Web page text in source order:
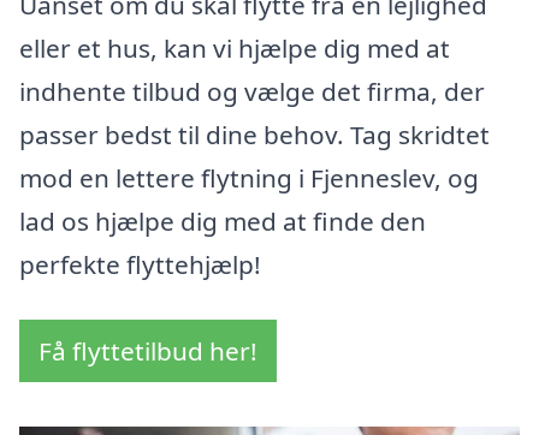
eller et hus, kan vi hjælpe dig med at
indhente tilbud og vælge det firma, der
passer bedst til dine behov. Tag skridtet
mod en lettere flytning i Fjenneslev, og
lad os hjælpe dig med at finde den
perfekte flyttehjælp!
Få flyttetilbud her!